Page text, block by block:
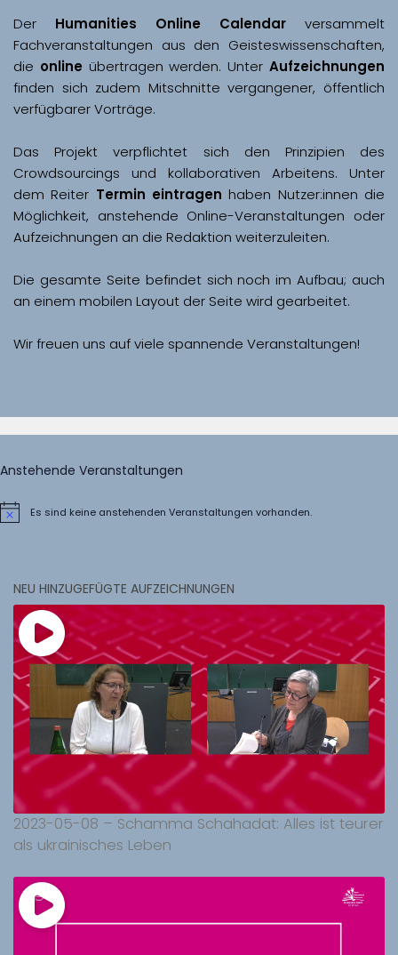
Der Humanities Online Calendar versammelt
Fachveranstaltungen aus den Geisteswissenschaften,
die online übertragen werden. Unter Aufzeichnungen
finden sich zudem Mitschnitte vergangener, öffentlich
Das Projekt verpflichtet sich den Prinzipien des
Crowdsourcings und kollaborativen Arbeitens. Unter
dem Reiter Termin eintragen haben Nutzer:innen die
Möglichkeit, anstehende Online-Veranstaltungen oder
Aufzeichnungen an die Redaktion weiterzuleiten.
Die gesamte Seite befindet sich noch im Aufbau; auch
Wir freuen uns auf viele spannende Veranstaltungen!
Anstehende Veranstaltungen
HinweisEs sind keine anstehenden Veranstaltungen vorhanden.
NEU HINZUGEFÜGTE AUFZEICHNUNGEN
2023-05-08 – Schamma Schahadat: Alles ist teurer
als ukrainisches Leben